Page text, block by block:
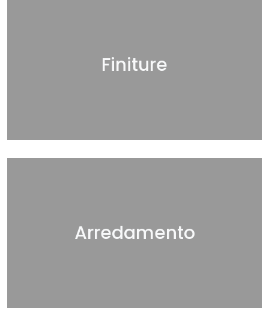
Finiture
Arredamento